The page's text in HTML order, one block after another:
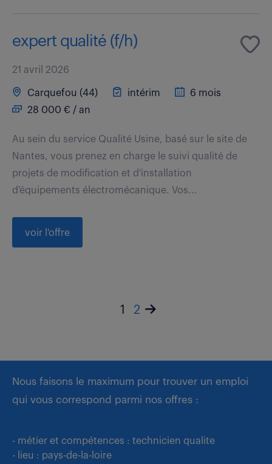
expert qualité (f/h)
21 avril 2026
Carquefou (44) intérim
6 mois
28 000 € / an
Au sein du service Qualité Usine, basé sur le site de
Nantes, vous prenez en charge le suivi qualité de
projets de modification et d'installation
d'équipements électromécanique. Vos...
voir l'offre
1 2
Nous faisons le maximum pour trouver un emploi
qui vous correspond parmi nos offres :
- métier et compétences : technicien qualite
- lieu : pays-de-la-loire